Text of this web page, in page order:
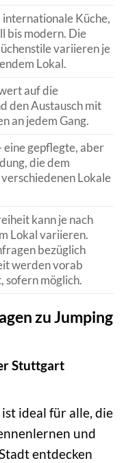
internationale Küche,
bis modern. Die
variieren je
Lokal.
auf die
den Austausch mit
an jedem Gang.
eine gepflegte, aber
die dem
Lokale
kann je nach
Lokal variieren.
bezüglich
werden vorab
sofern möglich.
zu Jumping
Stuttgart
ideal für alle, die
und
entdecken